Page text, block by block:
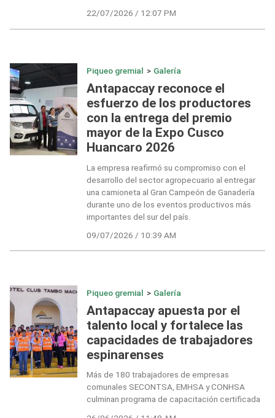
22/07/2026 / 12:07 PM
Piqueo gremial > Galería
Antapaccay reconoce el
esfuerzo de los productores
con la entrega del premio
mayor de la Expo Cusco
Huancaro 2026
La empresa reafirmó su compromiso con el
desarrollo del sector agropecuario al entregar
una camioneta al Gran Campeón de Ganadería
durante uno de los eventos productivos más
importantes del sur del país.
09/07/2026 / 10:39 AM
Piqueo gremial > Galería
Antapaccay apuesta por el
talento local y fortalece las
capacidades de trabajadores
espinarenses
Más de 180 trabajadores de empresas
comunales SECONTSA, EMHSA y CONHSA
culminan programa de capacitación certificada